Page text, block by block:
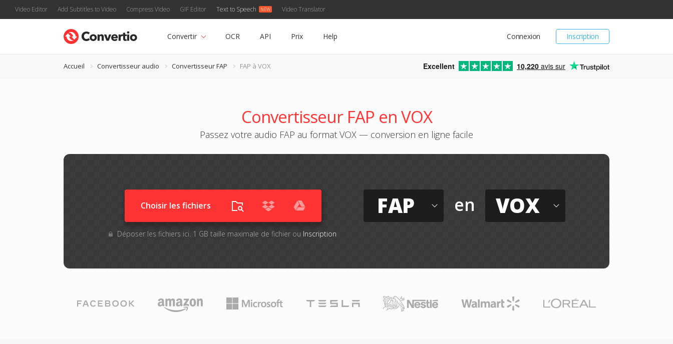
Video Editor Add Subtitles to Video Compress Video GIF Editor Text to Speech Video Translator
Inscription
Connexion
Convertir OCR API Prix Help
Accueil Convertisseur audio Convertisseur FAP FAP à VOX Excellent 10,220 avis sur
Convertisseur FAP en VOX
Passez votre audio FAP au format VOX — conversion en ligne facile
Choisir les fichiers
Déposer les fichiers ici. 1 GB taille maximale de fichier ou Inscription
FAP en VOX